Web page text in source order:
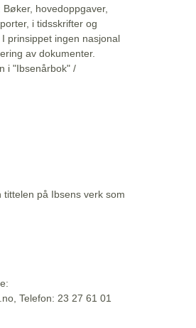
hovedoppgaver,
i tidsskrifter og
prinsippet ingen nasjonal
av dokumenter.
i "Ibsenårbok" /
på Ibsens verk som
Telefon: 23 27 61 01